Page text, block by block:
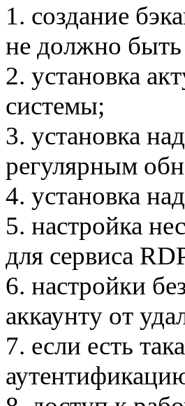
1. создание
не должно
2. установка
системы;
3. установка
регулярным
4. установка
5. настройка
для сервиса
6. настройки
аккаунту от
7. если есть